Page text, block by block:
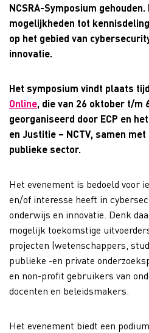
NCSRA-Symposium
mogelijkheden tot
op het gebied van
innovatie.
Het symposium vindt plaats
Online, die van 26 oktober t/m
georganiseerd door ECP en
en Justitie – NCTV, samen
publieke sector.
Het evenement is bedoeld voor
en/of interesse heeft in
onderwijs en innovatie. Denk
mogelijk toekomstige
projecten (wetenschappers,
publieke -en private
en non-profit gebruikers van
docenten en beleidsmakers.
Het evenement biedt een